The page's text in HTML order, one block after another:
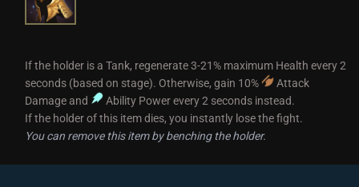
If the holder is a Tank, regenerate 3-21% maximum Health every 2
seconds (based on stage). Otherwise, gain 10%
Attack
Damage and
Ability Power every 2 seconds instead.
If the holder of this item dies, you instantly lose the fight.
You can remove this item by benching the holder.